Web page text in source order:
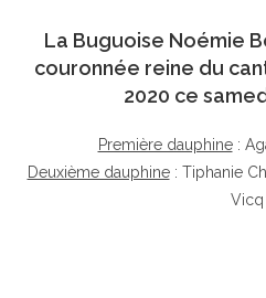
La Buguoise Noémie
couronnée reine du
2020 ce
Première dauphine:
Deuxième dauphine: Tiphanie
Vicq